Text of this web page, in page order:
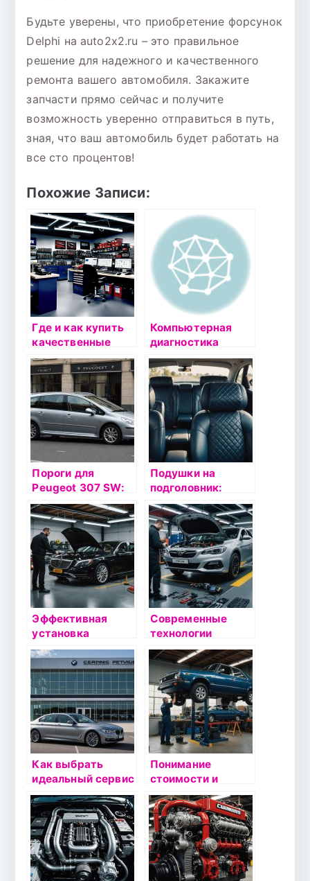
Будьте уверены, что приобретение форсунок
Delphi на auto2x2.ru – это правильное
решение для надежного и качественного
ремонта вашего автомобиля. Закажите
запчасти прямо сейчас и получите
возможность уверенно отправиться в путь,
зная, что ваш автомобиль будет работать на
все сто процентов!
Похожие Записи:
Где и как купить
качественные
автозапчасти в
Минске и
Беларуси
Компьютерная
диагностика
автомобиля: ключ
к долголетию
вашего
автомобиля в
Невском районе
СПб
Пороги для
Peugeot 307 SW:
Надежность и
стиль для вашего
автомобиля
Подушки на
подголовник:
комфорт и стиль
для вашего
автомобиля
Эффективная
установка
автомобильной
сигнализации в
СПб:
оптимальные
решения для
безопасности
вашего
автомобиля
Современные
технологии
ремонта
пневмоподвески:
что нужно знать
каждому
автовладельцу
Как выбрать
идеальный сервис
для вашего BMW:
советы и
рекомендации
Понимание
стоимости и
карты ТО: как
выбрать
идеальное
сервисное
обслуживание для
автомобиля